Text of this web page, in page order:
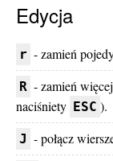
Edycja
r - zamień
R - zamień
naciśniety ESC ).
J - połącz